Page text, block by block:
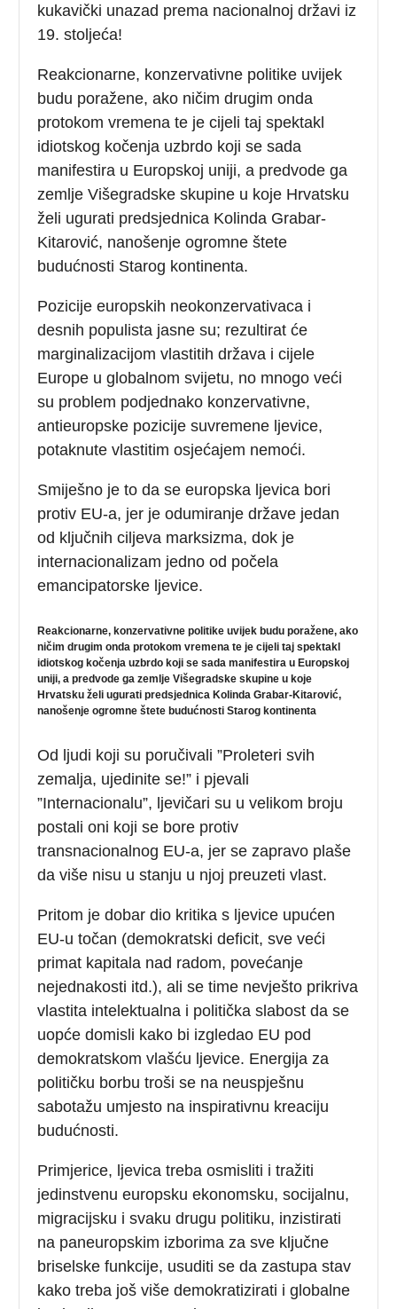
kukavički unazad prema nacionalnoj državi iz
19. stoljeća!
Reakcionarne, konzervativne politike uvijek
budu poražene, ako ničim drugim onda
protokom vremena te je cijeli taj spektakl
idiotskog kočenja uzbrdo koji se sada
manifestira u Europskoj uniji, a predvode ga
zemlje Višegradske skupine u koje Hrvatsku
želi ugurati predsjednica Kolinda Grabar-
Kitarović, nanošenje ogromne štete
budućnosti Starog kontinenta.
Pozicije europskih neokonzervativaca i
desnih populista jasne su; rezultirat će
marginalizacijom vlastitih država i cijele
Europe u globalnom svijetu, no mnogo veći
su problem podjednako konzervativne,
antieuropske pozicije suvremene ljevice,
potaknute vlastitim osjećajem nemoći.
Smiješno je to da se europska ljevica bori
protiv EU-a, jer je odumiranje države jedan
od ključnih ciljeva marksizma, dok je
internacionalizam jedno od počela
emancipatorske ljevice.
Reakcionarne, konzervativne politike uvijek budu poražene, ako
ničim drugim onda protokom vremena te je cijeli taj spektakl
idiotskog kočenja uzbrdo koji se sada manifestira u Europskoj
uniji, a predvode ga zemlje Višegradske skupine u koje
Hrvatsku želi ugurati predsjednica Kolinda Grabar-Kitarović,
nanošenje ogromne štete budućnosti Starog kontinenta
Od ljudi koji su poručivali ”Proleteri svih
zemalja, ujedinite se!” i pjevali
”Internacionalu”, ljevičari su u velikom broju
postali oni koji se bore protiv
transnacionalnog EU-a, jer se zapravo plaše
da više nisu u stanju u njoj preuzeti vlast.
Pritom je dobar dio kritika s ljevice upućen
EU-u točan (demokratski deficit, sve veći
primat kapitala nad radom, povećanje
nejednakosti itd.), ali se time nevješto prikriva
vlastita intelektualna i politička slabost da se
uopće domisli kako bi izgledao EU pod
demokratskom vlašću ljevice. Energija za
političku borbu troši se na neuspješnu
sabotažu umjesto na inspirativnu kreaciju
budućnosti.
Primjerice, ljevica treba osmisliti i tražiti
jedinstvenu europsku ekonomsku, socijalnu,
migracijsku i svaku drugu politiku, inzistirati
na paneuropskim izborima za sve ključne
briselske funkcije, usuditi se da zastupa stav
kako treba još više demokratizirati i globalne